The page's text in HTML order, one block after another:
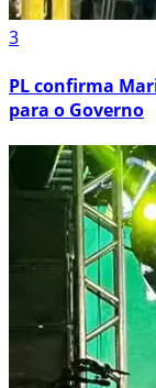
3
PL confirma
para o Governo